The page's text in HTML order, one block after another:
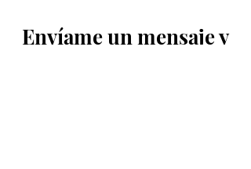
Envíame un mensaje y